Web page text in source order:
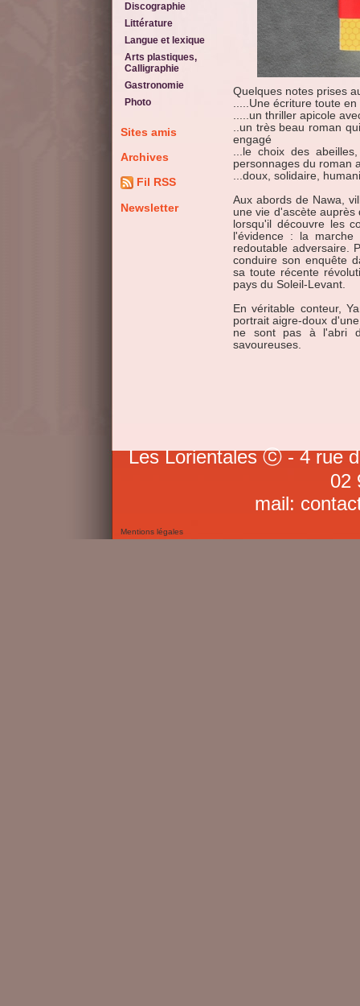
Discographie
Littérature
Langue et lexique
Arts plastiques,
Calligraphie
Gastronomie
Photo
Sites amis
Archives
Fil RSS
Newsletter
Quelques notes prises
.....Une écriture toute
.....un thriller apicole
..un très beau roman
engagé
...le choix des
personnages du roman
...doux, solidaire,
Aux abords de Nawa,
une vie d'ascète
lorsqu'il découvre les
l'évidence : la
redoutable adversaire.
conduire son enquête
sa toute récente
pays du Soleil-Levant.
En véritable conteur,
portrait aigre-doux
ne sont pas à l'abri
savoureuses.
Les Lorientales ⓒ - 4 rue
02
mail:
Mentions légales